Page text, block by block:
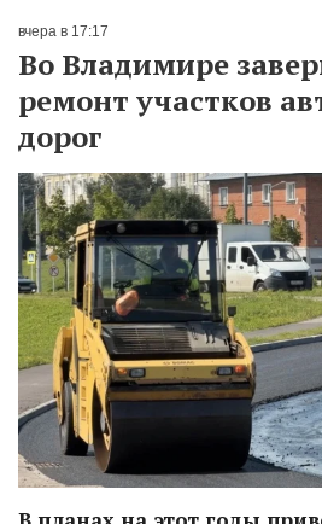
вчера в 17:17
Во Владимире
ремонт участков
дорог